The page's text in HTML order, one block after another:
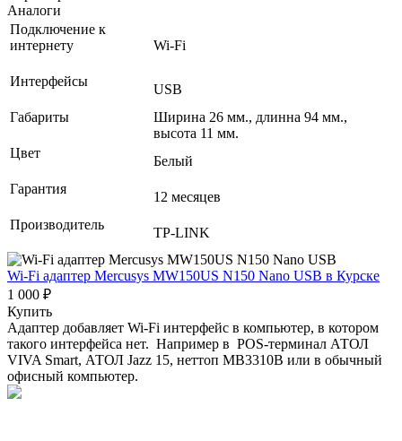
Аналоги
Подключение к
интернету
Wi-Fi
Интерфейсы
USB
Габариты
Ширина 26 мм., длинна 94 мм.,
высота 11 мм.
Цвет
Белый
Гарантия
12 месяцев
Производитель
TP-LINK
Wi-Fi адаптер Mercusys MW150US N150 Nano USB в Курске
1 000 ₽
Купить
Адаптер добавляет Wi-Fi интерфейс в компьютер, в котором
такого интерфейса нет. Например в POS-терминал АТОЛ
VIVA Smart, АТОЛ Jazz 15, неттоп MB3310B или в обычный
офисный компьютер.